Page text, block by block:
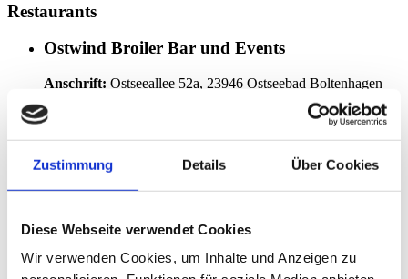
Zustimmung Details Über Cookies
Diese Webseite verwendet Cookies
Wir verwenden Cookies, um Inhalte und Anzeigen zu
Restaurants
Ostwind Broiler Bar und Events
Anschrift: Ostseeallee 52a, 23946 Ostseebad Boltenhagen
Villa Seebach - Hotel & Restaurant
Tel.:038825 3150
https://www.villa-seebach.de/